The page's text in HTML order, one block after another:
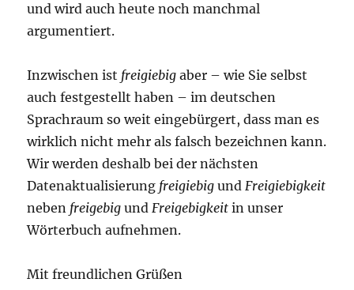
und wird auch heute noch manchmal
argumentiert.
Inzwischen ist freigiebig aber – wie Sie selbst
auch festgestellt haben – im deutschen
Sprachraum so weit eingebürgert, dass man es
wirklich nicht mehr als falsch bezeichnen kann.
Wir werden deshalb bei der nächsten
Datenaktualisierung freigiebig undFreigiebigkeit
neben freigebig undFreigebigkeit in unser
Wörterbuch aufnehmen.
Mit freundlichen Grüßen